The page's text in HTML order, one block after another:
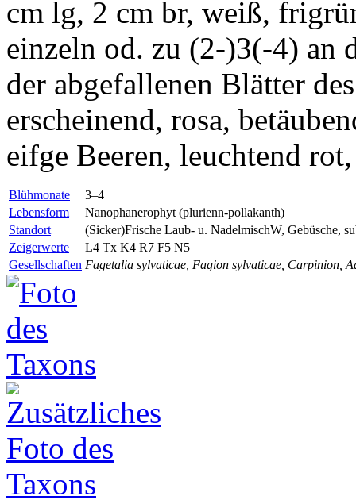
cm lg, 2 cm br, weiß,
einzeln od. zu (2-)3(-4) an
der abgefallenen Blätter
erscheinend, rosa,
eifge Beeren, leuchtend
Blühmonate
3–4
Lebensform
Nanophanerophyt (plurienn-pollakanth)
Standort
(Sicker)Frische Laub- u. NadelmischW, Gebüsche,
Zeigerwerte
L4 Tx K4 R7 F5 N5
Gesellschaften Fagetalia sylvaticae, Fagion sylvaticae, Carpinion,